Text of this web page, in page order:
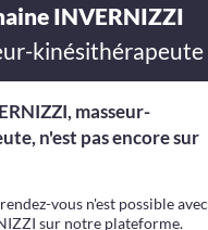
INVERNIZZI
kinésithérapeute
masseur-
n'est pas encore sur
vous n'est possible avec
sur notre plateforme.